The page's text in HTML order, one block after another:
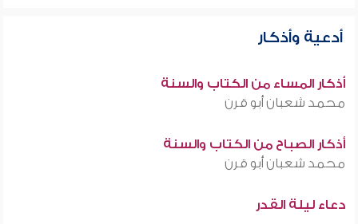
أدعية وأذكار
أذكار المساء من الكتاب والسنة
محمد شعبان أبو قرن
أذكار الصباح من الكتاب والسنة
محمد شعبان أبو قرن
دعاء ليلة القدر